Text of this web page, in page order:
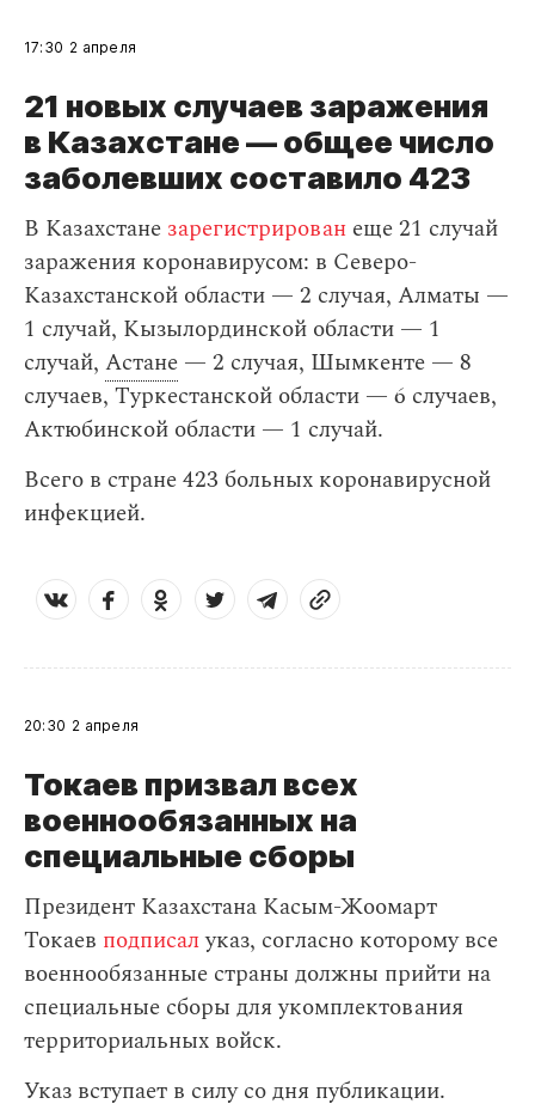
17:30 2 апреля
21 новых случаев заражения
в Казахстане — общее число
заболевших составило 423
В Казахстане зарегистрирован еще 21 случай
заражения коронавирусом: в Северо-
Казахстанской области — 2 случая, Алматы —
1 случай, Кызылординской области — 1
случай, Астане — 2 случая, Шымкенте — 8
случаев, Туркестанской области — 6 случаев,
Актюбинской области — 1 случай.
Всего в стране 423 больных коронавирусной
инфекцией.
20:30 2 апреля
Токаев призвал всех
военнообязанных на
специальные сборы
Президент Казахстана Касым-Жоомарт
Токаев подписалуказ, согласно которому все
военнообязанные страны должны прийти на
специальные сборы для укомплектования
территориальных войск.
Указ вступает в силу со дня публикации.